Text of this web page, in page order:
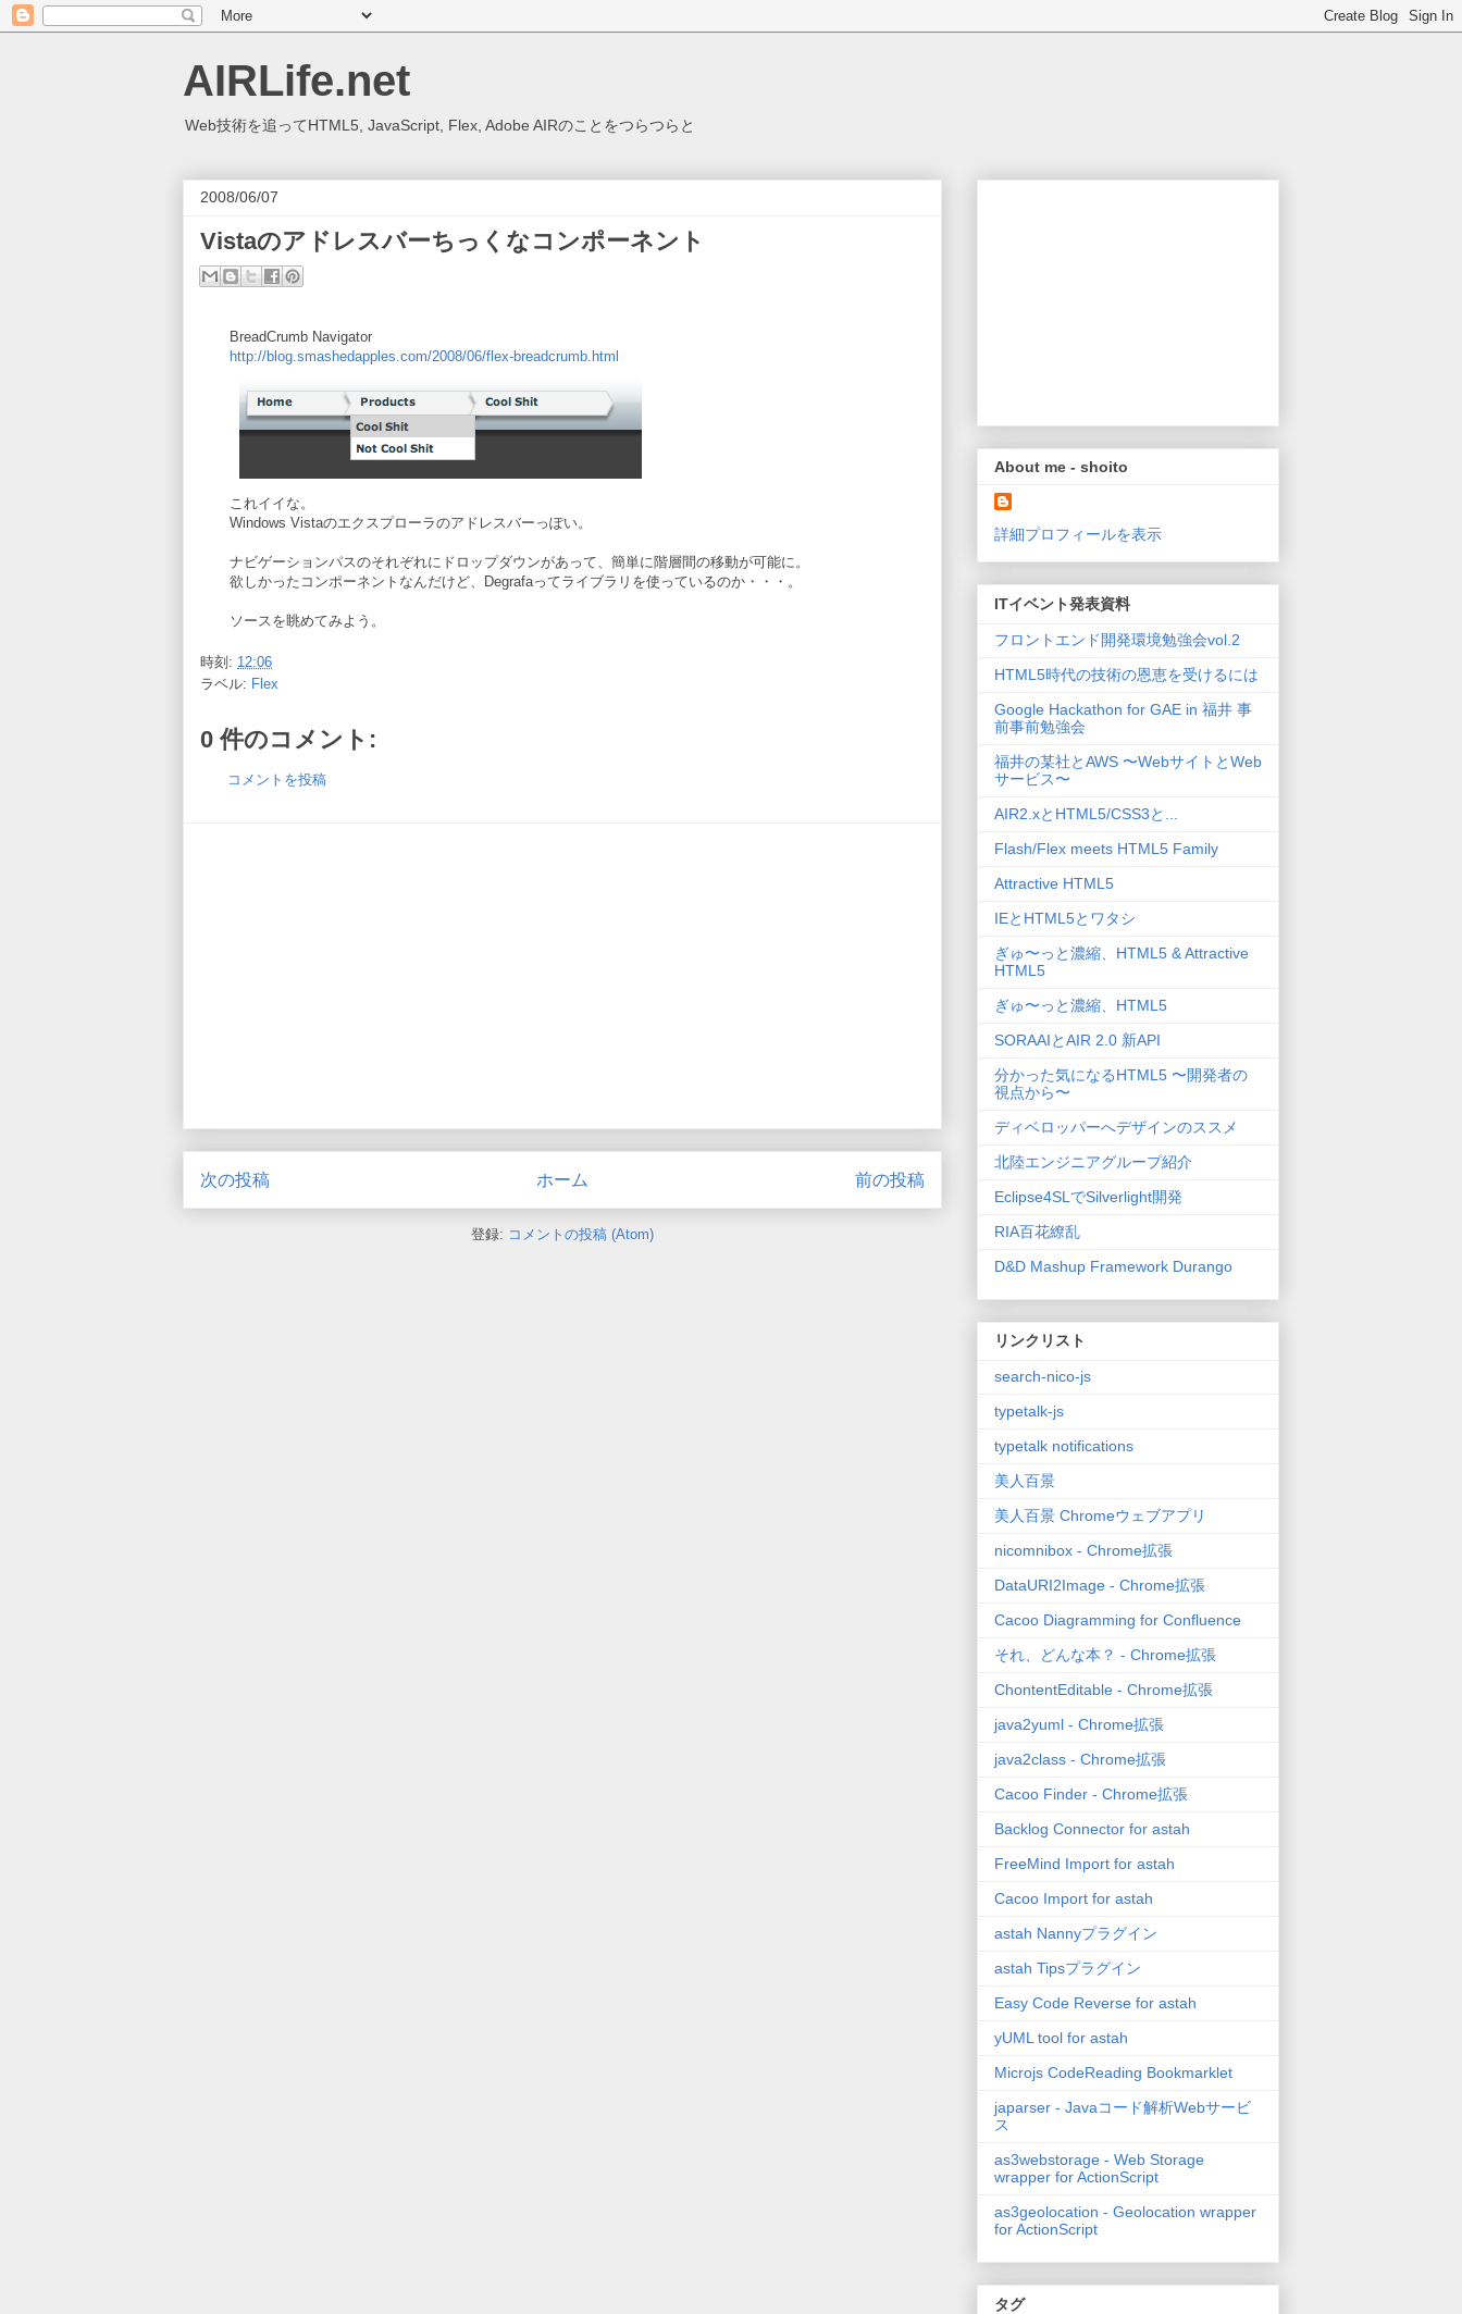
AIRLife.net
Web技術を追ってHTML5, JavaScript, Flex, Adobe AIRのことをつらつらと
2008/06/07
Vistaのアドレスバーちっくなコンポーネント
BreadCrumb Navigator
http://blog.smashedapples.com/2008/06/flex-breadcrumb.html
これイイな。
Windows Vistaのエクスプローラのアドレスバーっぽい。
ナビゲーションパスのそれぞれにドロップダウンがあって、簡単に階層間の移動が可能に。
欲しかったコンポーネントなんだけど、Degrafaってライブラリを使っているのか・・・。
ソースを眺めてみよう。
時刻: 12:06
ラベル: Flex
0 件のコメント:
コメントを投稿
次の投稿 前の投稿
ホーム
登録: コメントの投稿 (Atom)
About me - shoito
詳細プロフィールを表示
ITイベント発表資料
フロントエンド開発環境勉強会vol.2
HTML5時代の技術の恩恵を受けるには
Google Hackathon for GAE in 福井 事
前事前勉強会
福井の某社とAWS 〜WebサイトとWeb
サービス〜
AIR2.xとHTML5/CSS3と...
Flash/Flex meets HTML5 Family
Attractive HTML5
IEとHTML5とワタシ
ぎゅ〜っと濃縮、HTML5 & Attractive
HTML5
ぎゅ〜っと濃縮、HTML5
SORAAIとAIR 2.0 新API
分かった気になるHTML5 〜開発者の
視点から〜
ディベロッパーへデザインのススメ
北陸エンジニアグループ紹介
Eclipse4SLでSilverlight開発
RIA百花繚乱
D&D Mashup Framework Durango
リンクリスト
search-nico-js
typetalk-js
typetalk notifications
美人百景
美人百景 Chromeウェブアプリ
nicomnibox - Chrome拡張
DataURI2Image - Chrome拡張
Cacoo Diagramming for Confluence
それ、どんな本？ - Chrome拡張
ChontentEditable - Chrome拡張
java2yuml - Chrome拡張
java2class - Chrome拡張
Cacoo Finder - Chrome拡張
Backlog Connector for astah
FreeMind Import for astah
Cacoo Import for astah
astah Nannyプラグイン
astah Tipsプラグイン
Easy Code Reverse for astah
yUML tool for astah
Microjs CodeReading Bookmarklet
japarser - Javaコード解析Webサービ
ス
as3webstorage - Web Storage
wrapper for ActionScript
as3geolocation - Geolocation wrapper
for ActionScript
タグ